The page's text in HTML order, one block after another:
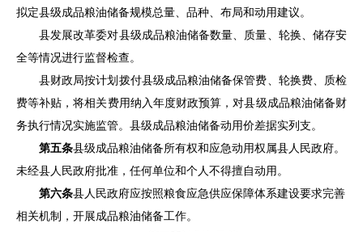
拟定县级成品粮油储备规模总量、品种、布局和动用建议。
县发展改革委对县级成品粮油储备数量、质量、轮换、储存安
全等情况进行监督检查。
县财政局按计划拨付县级成品粮油储备保管费、轮换费、质检
费等补贴，将相关费用纳入年度财政预算，对县级成品粮油储备财
务执行情况实施监管。 县级成品粮油储备动用价差据实列支。
第五条县级成品粮油储备所有权和应急动用权属县人民政府。
未经县人民政府批准，任何单位和个人不得擅自动用。
第六条县人民政府应按照粮食应急供应保障体系建设要求完善
相关机制，开展成品粮油储备工作。